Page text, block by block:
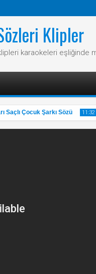
Klipler
karaokeleri
Çocuk Şarkı Sözü 11:32